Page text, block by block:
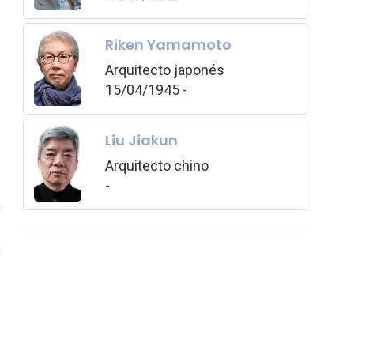
Riken Yamamoto
Arquitecto japonés
15/04/1945 -
Liu Jiakun
Arquitecto chino
-